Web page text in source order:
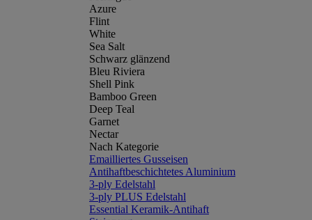
Azure
Flint
White
Sea Salt
Schwarz glänzend
Bleu Riviera
Shell Pink
Bamboo Green
Deep Teal
Garnet
Nectar
Nach Kategorie
Emailliertes Gusseisen
Antihaftbeschichtetes Aluminium
3-ply Edelstahl
3-ply PLUS Edelstahl
Essential Keramik-Antihaft